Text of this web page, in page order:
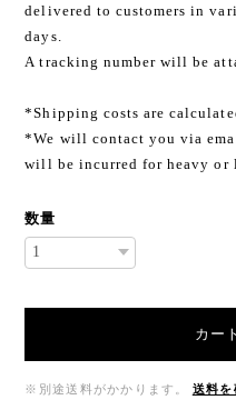
delivered to customers in
days.
A tracking number will be
*Shipping costs are
*We will contact you via
will be incurred for heavy or
数量
カー
※別途送料がかかります。
送料を